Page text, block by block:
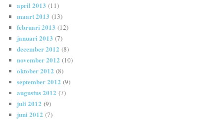
april 2013 (11)
maart 2013 (13)
februari 2013 (12)
januari 2013 (7)
december 2012 (8)
november 2012 (10)
oktober 2012 (8)
september 2012 (9)
augustus 2012 (7)
juli 2012 (9)
juni 2012 (7)